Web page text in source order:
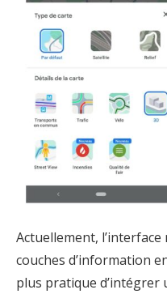
Actuellement,
couches d’information
plus pratique d’intégrer